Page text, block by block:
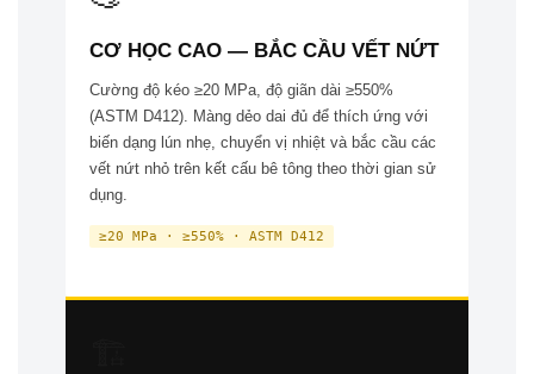
CƠ HỌC CAO — BẮC CẦU VẾT NỨT
Cường độ kéo ≥20 MPa, độ giãn dài ≥550%
(ASTM D412). Màng dẻo dai đủ để thích ứng với
biến dạng lún nhẹ, chuyển vị nhiệt và bắc cầu các
vết nứt nhỏ trên kết cấu bê tông theo thời gian sử
dụng.
≥20 MPa · ≥550% · ASTM D412